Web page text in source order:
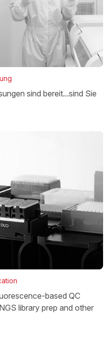
sind bereit...sind Sie
based QC
library prep and other